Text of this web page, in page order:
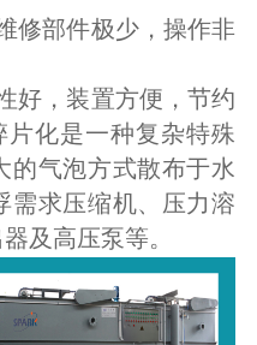
修部件极少，操作非
好，装置方便，节约
片化是一种复杂特殊
的气泡方式散布于水
需求压缩机、压力溶
及高压泵等。